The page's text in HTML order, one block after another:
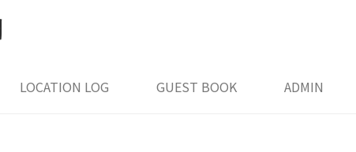
LOCATION LOG GUEST BOOK ADMIN